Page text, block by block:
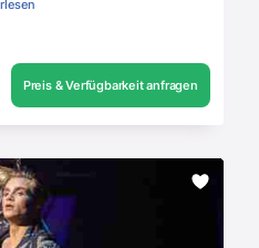
Preis & Verfügbarkeit anfragen